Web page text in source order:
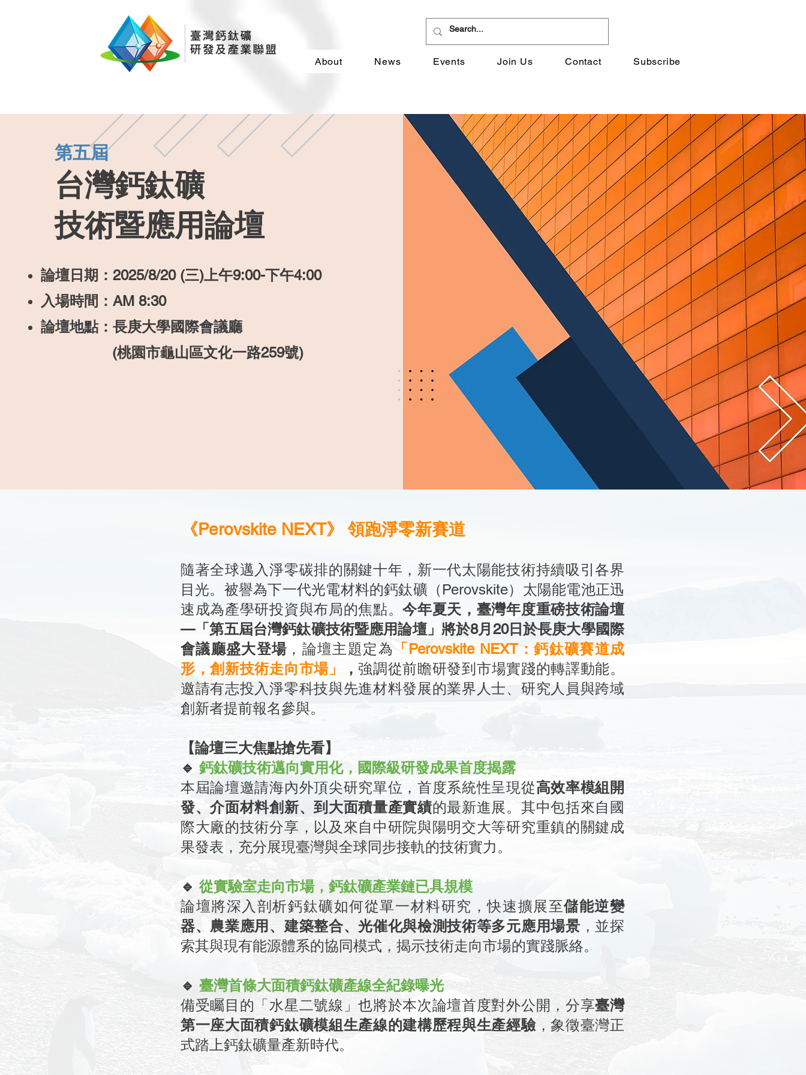
About News Events Join Us Contact Subscribe
第五屆
台灣鈣鈦礦
技術暨應用論壇
論壇日期：2025/8/20 (三)上午9:00-下午4:00
入場時間：AM 8:30
論壇地點：長庚大學國際會議廳
(桃園市龜山區文化一路259號)
《Perovskite NEXT》 領跑淨零新賽道
隨著全球邁入淨零碳排的關鍵十年，新一代太陽能技術持續吸引各界
目光。被譽為下一代光電材料的鈣鈦礦（Perovskite）太陽能電池正迅
速成為產學研投資與布局的焦點。今年夏天，臺灣年度重磅技術論壇
—「第五屆台灣鈣鈦礦技術暨應用論壇」將於8月20日於長庚大學國際
會議廳盛大登場 ，論壇主題定為 「Perovskite NEXT：鈣鈦礦賽道成
形，創新技術走向市場」
，強調從前瞻研發到市場實踐的轉譯動能。
邀請有志投入淨零科技與先進材料發展的業界人士、研究人員與跨域
創新者提前報名參與。
【論壇三大焦點搶先看】
🔹 鈣鈦礦技術邁向實用化，國際級研發成果首度揭露
本屆論壇邀請海內外頂尖研究單位，首度系統性呈現從高效率模組開
發、介面材料創新、到大面積量產實績的最新進展。其中包括來自國
際大廠的技術分享，以及來自中研院與陽明交大等研究重鎮的關鍵成
果發表，充分展現臺灣與全球同步接軌的技術實力。
🔹 從實驗室走向市場，鈣鈦礦產業鏈已具規模
論壇將深入剖析鈣鈦礦如何從單一材料研究，快速擴展至儲能逆變
器、農業應用、建築整合、光催化與檢測技術等多元應用場景 ，並探
索其與現有能源體系的協同模式，揭示技術走向市場的實踐脈絡。
🔹 臺灣首條大面積鈣鈦礦產線全紀錄曝光
備受矚目的「水星二號線」也將於本次論壇首度對外公開，分享臺灣
第一座大面積鈣鈦礦模組生產線的建構歷程與生產經驗，象徵臺灣正
式踏上鈣鈦礦量產新時代。